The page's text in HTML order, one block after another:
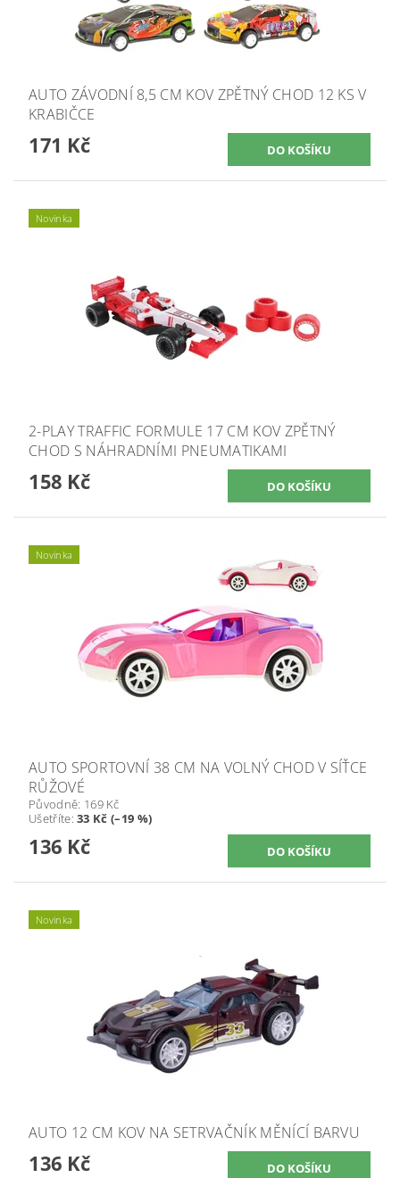
AUTO ZÁVODNÍ 8,5 CM KOV ZPĚTNÝ CHOD 12 KS V
KRABIČCE
171 Kč
Novinka
2-PLAY TRAFFIC FORMULE 17 CM KOV ZPĚTNÝ
CHOD S NÁHRADNÍMI PNEUMATIKAMI
158 Kč
Novinka
AUTO SPORTOVNÍ 38 CM NA VOLNÝ CHOD V SÍŤCE
RŮŽOVÉ
Původně: 169 Kč
Ušetříte:33 Kč (–19 %)
136 Kč
Novinka
AUTO 12 CM KOV NA SETRVAČNÍK MĚNÍCÍ BARVU
136 Kč